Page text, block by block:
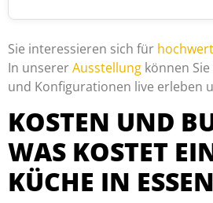
Sie interessieren sich für
In unsererAusstellung können
und Konfigurationen live erleben
KOSTEN UND
WAS KOSTET
KÜCHE IN